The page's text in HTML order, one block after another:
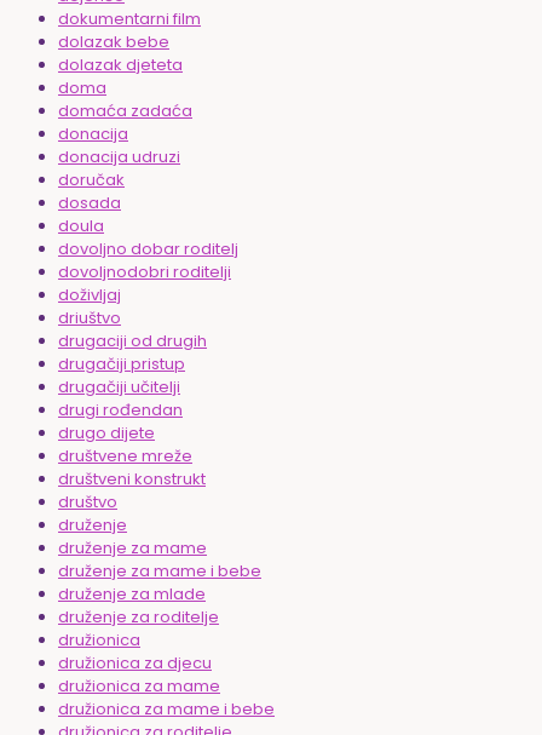
dokumentarni film
dolazak bebe
dolazak djeteta
doma
domaća zadaća
donacija
donacija udruzi
doručak
dosada
doula
dovoljno dobar roditelj
dovoljnodobri roditelji
doživljaj
driuštvo
drugaciji od drugih
drugačiji pristup
drugačiji učitelji
drugi rođendan
drugo dijete
društvene mreže
društveni konstrukt
društvo
druženje
druženje za mame
druženje za mame i bebe
druženje za mlade
druženje za roditelje
družionica
družionica za djecu
družionica za mame
družionica za mame i bebe